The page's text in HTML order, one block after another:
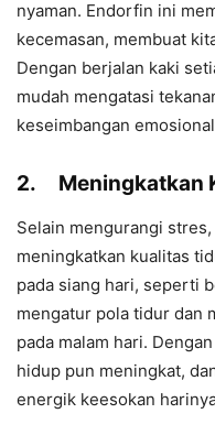
nyaman. Endorfin ini
kecemasan, membuat
Dengan berjalan kaki
mudah mengatasi
keseimbangan
2. Meningkatkan
Selain mengurangi
meningkatkan kualitas
pada siang hari, seperti
mengatur pola tidur dan
pada malam hari.
hidup pun meningkat,
energik keesokan